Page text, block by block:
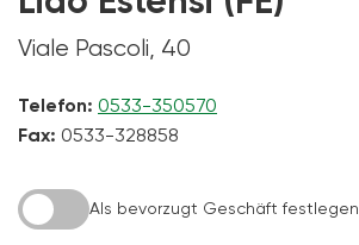
Viale Pascoli, 40
Telefon: 0533-350570
Fax: 0533-328858
Als bevorzugt Geschäft festlegen